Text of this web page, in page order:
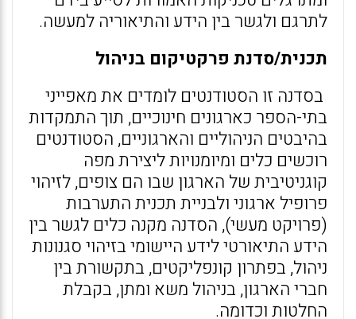
לתרגם ולגשר בין הידע והתיאוריה למעשה.
תכנית/סדנת פרקטיקום בניהול
בסדנה זו הסטודנטים לומדים את מאפייני
בתי-הספר כארגונים חינוכיים, תוך התמקדות
בהיבטים הניהוליים והארגוניים, הסטודנטים
רוכשים כלים ומיומנויות ליצירת מפה
קוגניטיבית של הארגון שבו הם צופים, לזיהוי
פרופיל ארגוני ולבניית תכנית התערבות
(פרויקט מעשי), הסדנה מקנה כלים לגשר בין
הידע התיאורטי לידע היישומי בזיהוי סגנונות
ניהול, בפתרון קונפליקטים, בתקשורת בין
חברי הארגון, בניהול משא ומתן, בקבלת
החלטות וכדומה.